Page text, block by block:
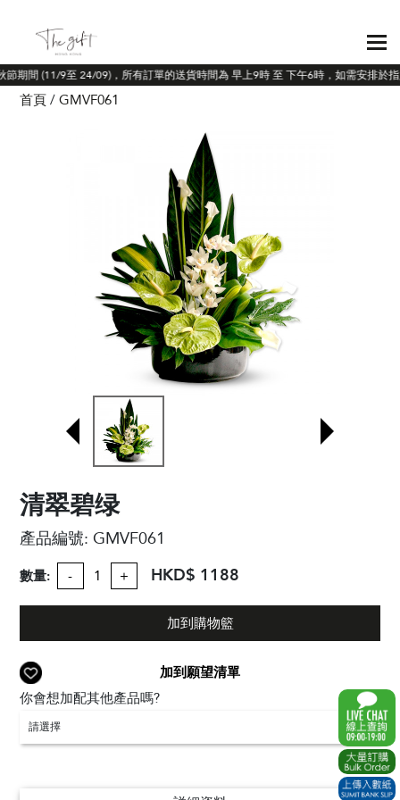
期間 (11/9至 24/09)，所有訂單的送貨時間為 早上9時 至 下午6時，如需安排於指
首頁 GMVF061
清翠碧绿
產品編號:GMVF061
數量: - + HKD$ 1188
加到購物籃
加到願望清單
你會想加配其他產品嗎?
請選擇